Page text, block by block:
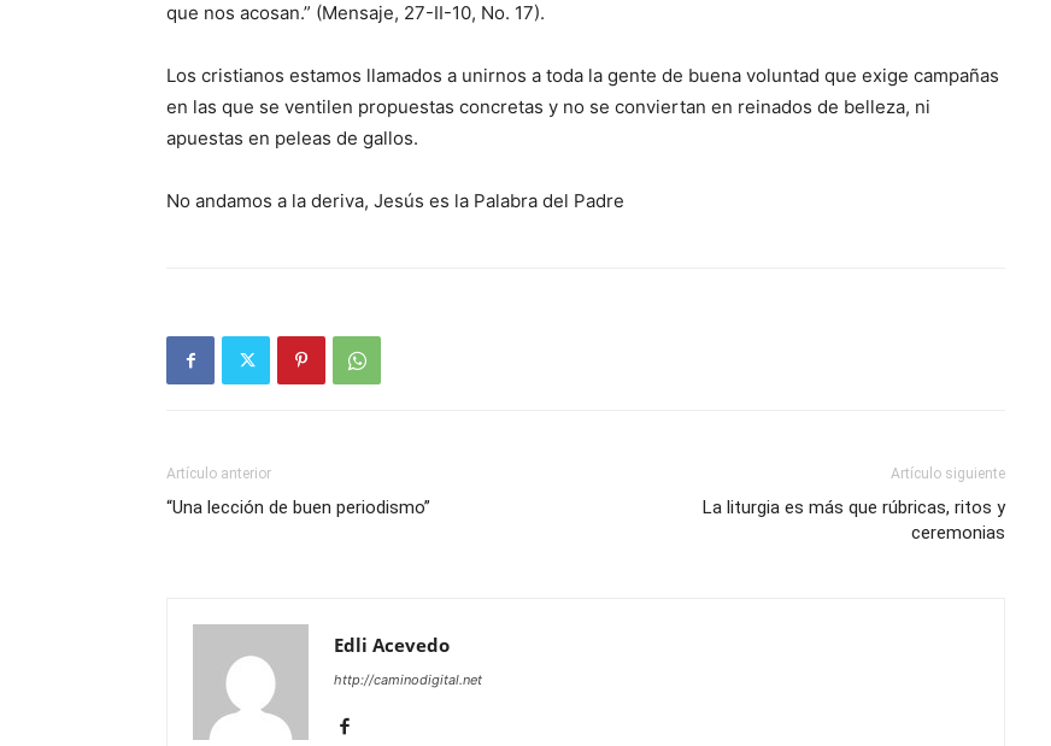
que nos acosan.” (Mensaje, 27-II-10, No. 17).
Los cristianos estamos llamados a unirnos a toda la gente de buena voluntad que exige campañas
en las que se ventilen propuestas concretas y no se conviertan en reinados de belleza, ni
apuestas en peleas de gallos.
No andamos a la deriva, Jesús es la Palabra del Padre
Artículo anterior
“Una lección de buen periodismo”
Artículo siguiente
La liturgia es más que rúbricas, ritos y
ceremonias
Edli Acevedo
http://caminodigital.net